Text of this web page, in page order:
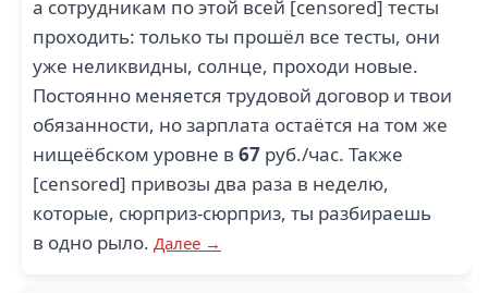
а сотрудникам по этой всей [censored] тесты
проходить: только ты прошёл все тесты, они
уже неликвидны, солнце, проходи новые.
Постоянно меняется трудовой договор и твои
обязанности, но зарплата остаётся на том же
нищеёбском уровне в 67 руб./час. Также
[censored] привозы два раза в неделю,
которые, сюрприз-сюрприз, ты разбираешь
в одно рыло. Далее →